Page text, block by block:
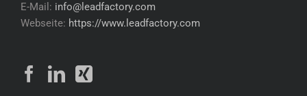
E-Mail: info@leadfactory.com
Webseite: https://www.leadfactory.com